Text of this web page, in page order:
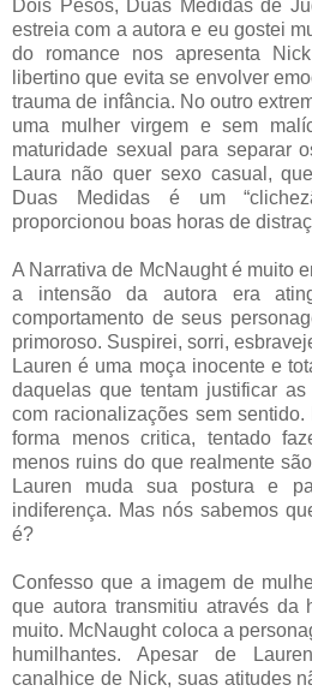
Dois Pesos, Duas Medidas de
estreia com a autora e eu gostei
do romance nos apresenta
libertino que evita se envolver
trauma de infância. No outro
uma mulher virgem e sem
maturidade sexual para separar
Laura não quer sexo casual,
Duas Medidas é um
proporcionou boas horas de
A Narrativa de McNaught é muito
a intensão da autora era
comportamento de seus
primoroso. Suspirei, sorri,
Lauren é uma moça inocente e
daquelas que tentam justificar
com racionalizações sem
forma menos critica, tentado
menos ruins do que realmente
Lauren muda sua postura e
indiferença. Mas nós sabemos
é?
Confesso que a imagem de
que autora transmitiu através da
muito. McNaught coloca a
humilhantes. Apesar de
canalhice de Nick, suas atitudes